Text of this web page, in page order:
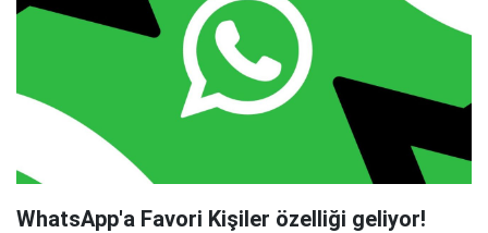
WhatsApp'a Favori Kişiler özelliği geliyor!